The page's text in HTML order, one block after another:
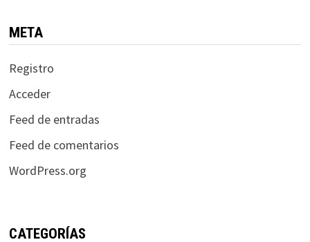
META
Registro
Acceder
Feed de entradas
Feed de comentarios
WordPress.org
CATEGORÍAS